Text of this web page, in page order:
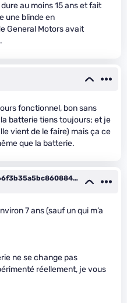
au moins 15 ans et fait
une blinde en
General Motors avait
fonctionnel, bon sans
batterie tiens toujours; et je
vient de le faire) mais ça ce
que la batterie.
7 ans (sauf un qui m’a
ne se change pas
réellement, je vous